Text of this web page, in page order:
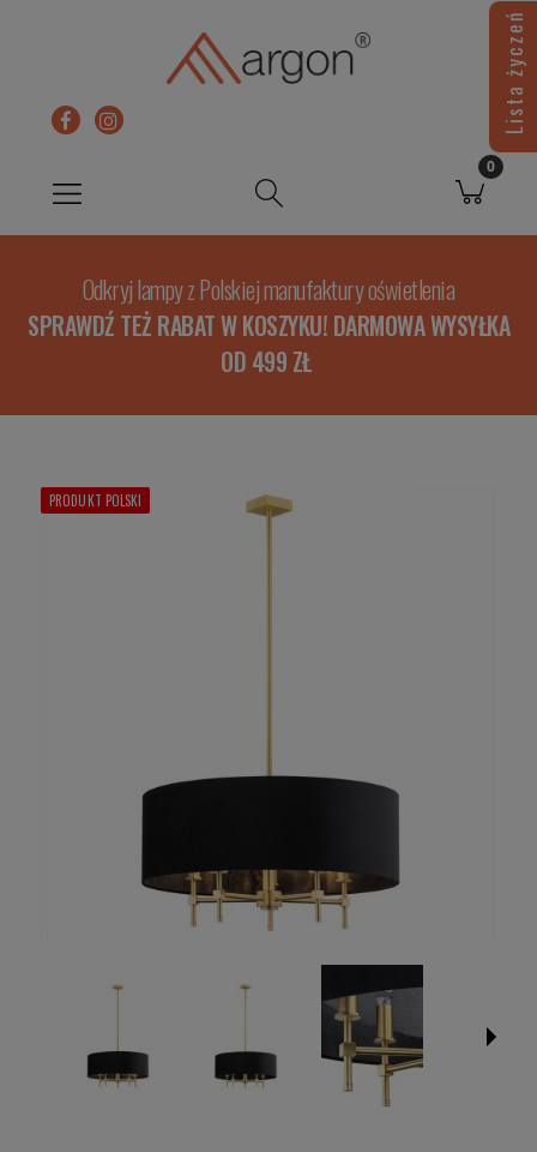
Odkryj lampy z Polskiej manufaktury oświetlenia
SPRAWDŹ TEŻ RABAT W KOSZYKU! DARMOWA WYSYŁKA
OD 499 ZŁ
PRODUKT POLSKI
Lista życzeń